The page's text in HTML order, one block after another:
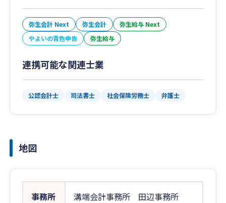
弥生会計 Next 弥生会計
弥生給与 Next
やよいの青色申告
弥生給与
連携可能な関連士業
公認会計士 司法書士 社会保険労務士 弁護士
地図
事務所
溝端会計事務所 田辺事務所